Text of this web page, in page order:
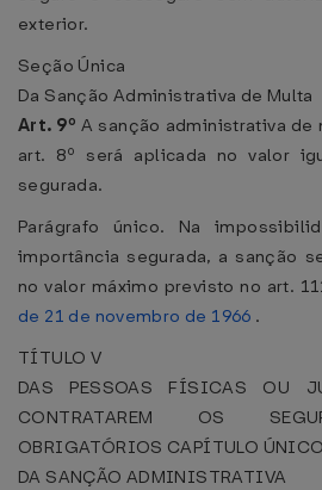
exterior.
Seção Única
Da Sanção Administrativa de Multa
Art. 9ºA sanção administrativa de
art. 8º será aplicada no valor
segurada.
Parágrafo único. Na
importância segurada, a sanção
no valor máximo previsto no art.
de 21 de novembro de 1966 .
TÍTULO V
DAS PESSOAS FÍSICAS OU
CONTRATAREM OS
OBRIGATÓRIOS CAPÍTULO ÚNICO
DA SANÇÃO ADMINISTRATIVA